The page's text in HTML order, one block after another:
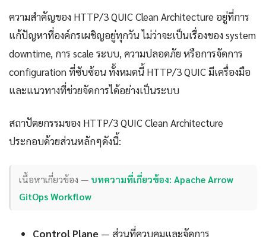
ความสำคัญของ HTTP/3 QUIC Clean Architecture อยู่ที่การ
แก้ปัญหาที่องค์กรเผชิญอยู่ทุกวัน ไม่ว่าจะเป็นเรื่องของ system
downtime, การ scale ระบบ, ความปลอดภัย หรือการจัดการ
configuration ที่ซับซ้อน ทั้งหมดนี้ HTTP/3 QUIC มีเครื่องมือ
และแนวทางที่ช่วยจัดการได้อย่างเป็นระบบ
สถาปัตยกรรมของ HTTP/3 QUIC Clean Architecture
ประกอบด้วยส่วนหลักๆดังนี้:
เนื้อหาเกี่ยวข้อง — บทความที่เกี่ยวข้อง: Apache Arrow
GitOps Workflow
Control Plane — ส่วนที่ควบคุมและจัดการ